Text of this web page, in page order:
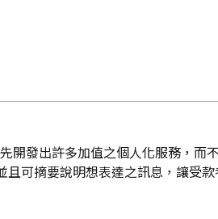
開發出許多加值之個人化服務，而
可摘要說明想表達之訊息，讓受